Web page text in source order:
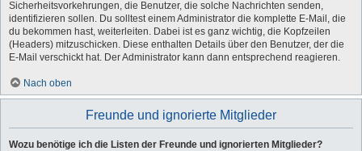
Sicherheitsvorkehrungen, die Benutzer, die solche Nachrichten senden,
identifizieren sollen. Du solltest einem Administrator die komplette E-Mail, die
du bekommen hast, weiterleiten. Dabei ist es ganz wichtig, die Kopfzeilen
(Headers) mitzuschicken. Diese enthalten Details über den Benutzer, der die
E-Mail verschickt hat. Der Administrator kann dann entsprechend reagieren.
Nach oben
Freunde und ignorierte Mitglieder
Wozu benötige ich die Listen der Freunde und ignorierten Mitglieder?